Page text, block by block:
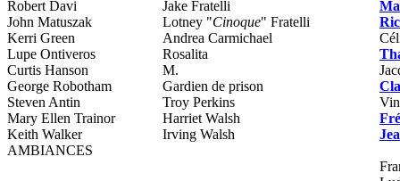
Robert Davi
Jake Fratelli
John Matuszak
Lotney "Cinoque" Fratelli
Kerri Green
Andrea Carmichael
Lupe Ontiveros
Rosalita
Curtis Hanson
M.
George Robotham
Gardien de prison
Steven Antin
Troy Perkins
Mary Ellen Trainor
Harriet Walsh
Keith Walker
Irving Walsh
AMBIANCES